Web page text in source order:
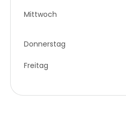
Mittwoch
Donnerstag
Freitag